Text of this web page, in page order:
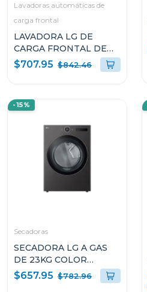
Lavadoras automáticas de
carga frontal
LAVADORA LG DE
CARGA FRONTAL DE
23KG TURBOWASH 360
AI DD CON VAPOR
$707.95 $842.46
-15%
Secadoras
SECADORA LG A GAS
DE 23KG COLOR
NEGRO THINQ
D74BFXS6
$657.95 $782.96